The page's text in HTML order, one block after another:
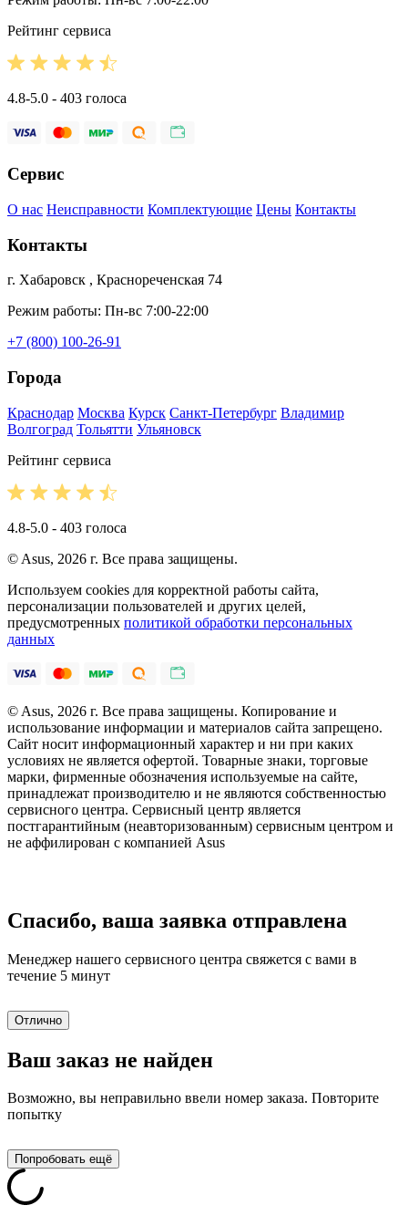
Рейтинг сервиса
4.8-5.0 - 403 голоса
Сервис
О нас Неисправности Комплектующие Цены Контакты
Контакты
г. Хабаровск , Краснореченская 74
Режим работы: Пн-вс 7:00-22:00
+7 (800) 100-26-91
Города
Краснодар Москва Курск Санкт-Петербург Владимир
Волгоград Тольятти Ульяновск
Рейтинг сервиса
4.8-5.0 - 403 голоса
© Asus, 2026 г. Все права защищены.
Используем cookies для корректной работы сайта,
персонализации пользователей и других целей,
предусмотренных политикой обработки персональных
данных
© Asus, 2026 г. Все права защищены. Копирование и
использование информации и материалов сайта запрещено.
Сайт носит информационный характер и ни при каких
условиях не является офертой. Товарные знаки, торговые
марки, фирменные обозначения используемые на сайте,
принадлежат производителю и не являются собственностью
сервисного центра. Сервисный центр является
постгарантийным (неавторизованным) сервисным центром и
не аффилирован с компанией Asus
Спасибо, ваша заявка отправлена
Менеджер нашего сервисного центра свяжется с вами в
течение 5 минут
Отлично
Ваш заказ не найден
Возможно, вы неправильно ввели номер заказа. Повторите
попытку
Попробовать ещё